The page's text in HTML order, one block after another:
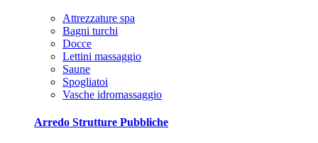
Attrezzature spa
Bagni turchi
Docce
Lettini massaggio
Saune
Spogliatoi
Vasche idromassaggio
Arredo Strutture Pubbliche